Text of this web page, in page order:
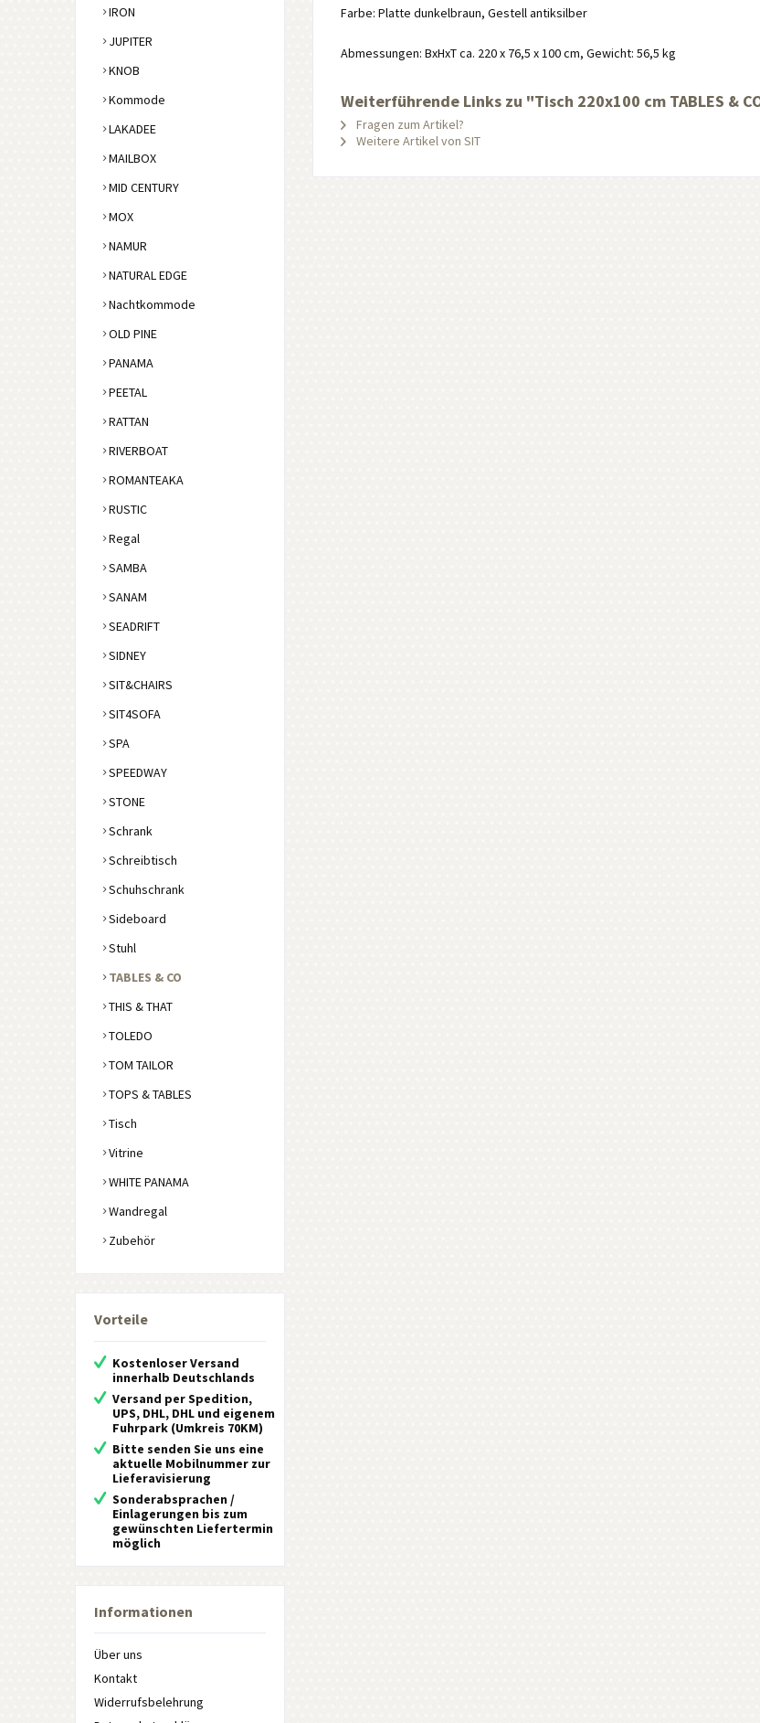
IRON
JUPITER
KNOB
Kommode
LAKADEE
MAILBOX
MID CENTURY
MOX
NAMUR
NATURAL EDGE
Nachtkommode
OLD PINE
PANAMA
PEETAL
RATTAN
RIVERBOAT
ROMANTEAKA
RUSTIC
Regal
SAMBA
SANAM
SEADRIFT
SIDNEY
SIT&CHAIRS
SIT4SOFA
SPA
SPEEDWAY
STONE
Schrank
Schreibtisch
Schuhschrank
Sideboard
Stuhl
TABLES & CO
THIS & THAT
TOLEDO
TOM TAILOR
TOPS & TABLES
Tisch
Vitrine
WHITE PANAMA
Wandregal
Zubehör
Vorteile
Kostenloser Versand
innerhalb Deutschlands
Versand per Spedition,
UPS, DHL, DHL und eigenem
Fuhrpark (Umkreis 70KM)
Bitte senden Sie uns eine
aktuelle Mobilnummer zur
Lieferavisierung
Sonderabsprachen /
Einlagerungen bis zum
gewünschten Liefertermin
möglich
Informationen
Über uns
Kontakt
Widerrufsbelehrung
Farbe: Platte dunkelbraun, Gestell antiksilber
Abmessungen: BxHxT ca. 220 x 76,5 x 100 cm, Gewicht: 56,5 kg
Weiterführende Links zu "Tisch 220x100 cm TABLES &
Fragen zum Artikel?
Weitere Artikel von SIT